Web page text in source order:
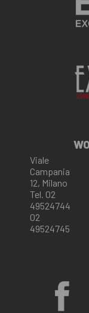
Viale
Campania
12, Milano
Tel. 02
49524744
02
49524745